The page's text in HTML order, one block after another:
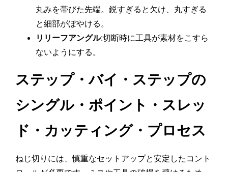
丸みを帯びた先端。鋭すぎると欠け、丸すぎる
と細部がぼやける。
リリーフアングル:切断時に工具が素材をこすら
ないようにする。
ステップ・バイ・ステップの
シングル・ポイント・スレッ
ド・カッティング・プロセス
ねじ切りには、慎重なセットアップと安定したコント